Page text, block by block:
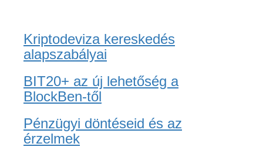
Kriptodeviza kereskedés
alapszabályai
BIT20+ az új lehetőség a
BlockBen-től
Pénzügyi döntéseid és az
érzelmek